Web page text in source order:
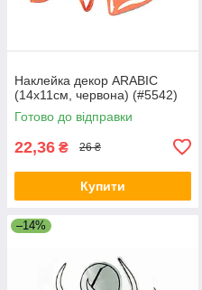
Наклейка декор ARABIC
(14х11см, червона) (#5542)
Готово до відправки
22,36 ₴ 26 ₴
Купити
–14%